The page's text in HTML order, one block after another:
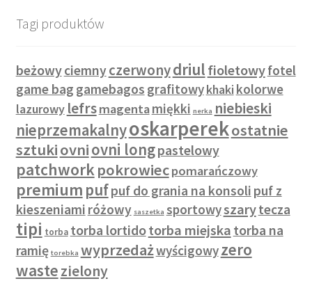
Tagi produktów
beżowyciemnyczerwonydriulfioletowyfotel
game bag gamebagos grafitowykhaki kolorwe
lazurowy lefrsmagentamiękki nerka niebieski
nieprzemakalnyoskarperekostatnie
sztukiovniovni longpastelowy
patchworkpokrowiecpomarańczowy
premium pufpuf do grania na konsoli puf z
kieszeniami różowy saszetka sportowyszarytecza
tipi torba torba lortidotorba miejska torba na
ramię torebka wyprzedażwyścigowyzero
wastezielony